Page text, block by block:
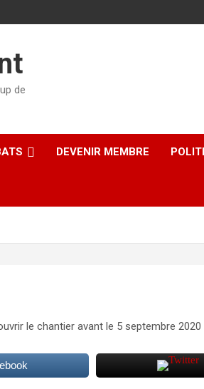
de
DEVENIR MEMBRE
le chantier avant le 5 septembre 2020